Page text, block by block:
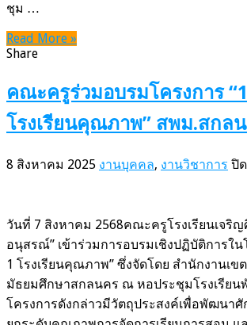
ชุม …
Read More »
Share
คณะครูร่วมอบรมโครงการ “1
โรงเรียนคุณภาพ” สพม.สกล
8 สิงหาคม 2025 งานบุคคล, งานวิชาการ ปิ
วันที่ 7 สิงหาคม 2568คณะครูโรงเรียนเจริ
อนุสรณ์” เข้าร่วมการอบรมเชิงปฏิบัติการใน
1 โรงเรียนคุณภาพ” ซึ่งจัดโดย สำนักงานเ
มัธยมศึกษาสกลนคร ณ หอประชุมโรงเรียน
โครงการดังกล่าวมีวัตถุประสงค์เพื่อพัฒนา